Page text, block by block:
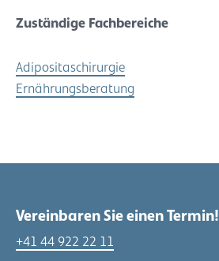
Zuständige Fachbereiche
Adipositaschirurgie
Ernährungsberatung
Vereinbaren Sie einen Termin!
+41 44 922 22 11